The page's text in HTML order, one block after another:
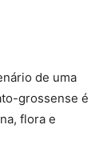
de uma
grossense é
flora e